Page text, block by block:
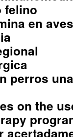
felino
en
perros
on the